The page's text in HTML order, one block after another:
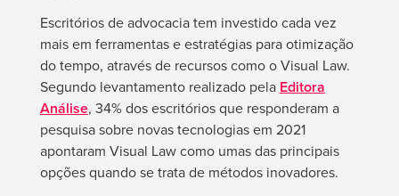
Escritórios de advocacia tem investido cada vez
mais em ferramentas e estratégias para otimização
do tempo, através de recursos como o Visual Law.
Segundo levantamento realizado pela Editora
Análise, 34% dos escritórios que responderam a
pesquisa sobre novas tecnologias em 2021
apontaram Visual Law como umas das principais
opções quando se trata de métodos inovadores.